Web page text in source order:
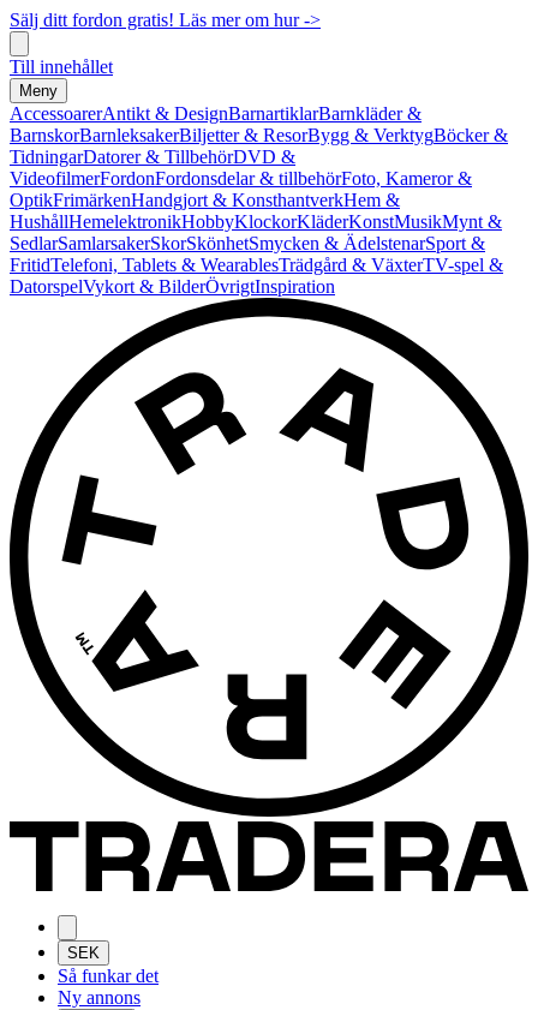
Sälj ditt fordon gratis! Läs mer om hur ->
Till innehållet
Meny
AccessoarerAntikt & DesignBarnartiklarBarnkläder &
BarnskorBarnleksakerBiljetter & ResorBygg & VerktygBöcker &
TidningarDatorer & TillbehörDVD &
VideofilmerFordonFordonsdelar & tillbehörFoto, Kameror &
OptikFrimärkenHandgjort & KonsthantverkHem &
HushållHemelektronikHobbyKlockorKläderKonstMusikMynt &
SedlarSamlarsakerSkorSkönhetSmycken & ÄdelstenarSport &
FritidTelefoni, Tablets & WearablesTrädgård & VäxterTV-spel &
DatorspelVykort & BilderÖvrigtInspiration
SEK
Så funkar det
Ny annons